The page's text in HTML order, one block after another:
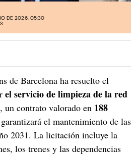
DE 2026. 05:30
de Barcelona ha resuelto el
el servicio de limpieza de la red
, un contrato valorado en 188
el mantenimiento de las
2031. La licitación incluye la
los trenes y las dependencias